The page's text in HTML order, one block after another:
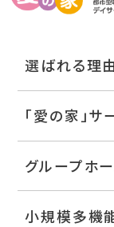
選ばれる理由
「愛の家」
グループホ
小規模多機